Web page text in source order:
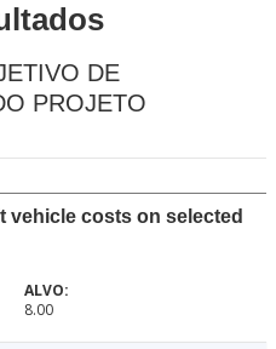
DE
PROJETO
vehicle costs on selected
8.00